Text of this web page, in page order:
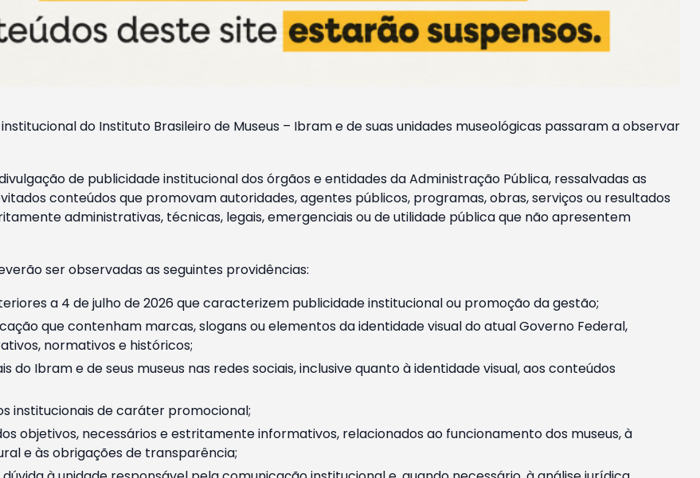
do Instituto Brasileiro de Museus – Ibram e de suas unidades museológicas passaram a observar
de publicidade institucional dos órgãos e entidades da Administração Pública, ressalvadas as
conteúdos que promovam autoridades, agentes públicos, programas, obras, serviços ou resultados
administrativas, técnicas, legais, emergenciais ou de utilidade pública que não apresentem
ser observadas as seguintes providências:
a 4 de julho de 2026 que caracterizem publicidade institucional ou promoção da gestão;
que contenham marcas, slogans ou elementos da identidade visual do atual Governo Federal,
normativos e históricos;
Ibram e de seus museus nas redes sociais, inclusive quanto à identidade visual, aos conteúdos
institucionais de caráter promocional;
objetivos, necessários e estritamente informativos, relacionados ao funcionamento dos museus, à
e às obrigações de transparência;